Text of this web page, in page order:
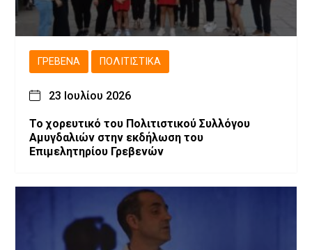
ΓΡΕΒΕΝΆ ΠΟΛΙΤΙΣΤΙΚΆ
23 Ιουλίου 2026
Το χορευτικό του Πολιτιστικού Συλλόγου
Αμυγδαλιών στην εκδήλωση του
Επιμελητηρίου Γρεβενών